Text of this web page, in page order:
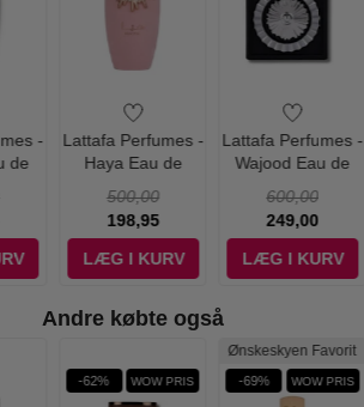
-
de
Lattafa Perfumes -
Haya Eau de
500,00
198,95
LÆG I KURV
Lattafa Perfumes -
Wajood Eau de
600,00
249,00
LÆG I KURV
Andre købte også
-62% WOW PRIS
Ønskeskyen Favorit
-69% WOW PRIS